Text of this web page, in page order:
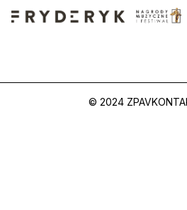
© 2024 ZPAV